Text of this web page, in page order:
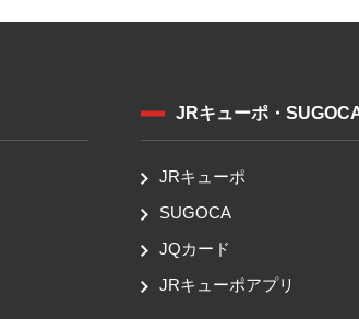
JRキューポ・
JRキューポ
SUGOCA
JQカード
JRキューポアプリ